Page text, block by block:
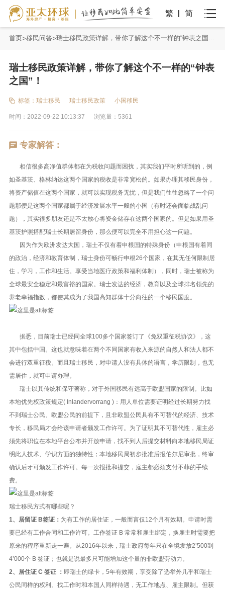
繁 简
首页 移民问答 瑞士移民政策详解，带你了解这个不一样的“钟表之国”！
瑞士移民政策详解，带你了解这个不一样的“钟表
之国”！
标签： 瑞士移民 瑞士移民政策 小国移民
时间：2022-09-22 10:13:37 浏览量：5361
专家解答：
相信很多高净值群体都在为税收问题而困扰，其实我们平时所听到的，例
如圣基茨、格林纳达这两个国家的税收是非常宽松的。如果办理其移民身份，
将资产储值在这两个国家，就可以实现税务无忧，但是我们往往忽略了一个问
题那便是这两个国家都属于经济发展水平一般的小国（有时还会面临战乱问
题），其实很多朋友还是不太放心将资金储存在这两个国家的。但是如果用圣
基茨护照搭配瑞士长期居留身份，那么便可以完全不用担心这一问题。
因为作为欧洲发达大国，瑞士不仅有着申根国的特殊身份（申根国有着同
的政治，经济和教育体制，瑞士身份可畅行申根26个国家，在其无任何限制居
住，学习，工作和生活。享受当地医疗政策和福利体制），同时，瑞士被称为
全球最安全稳定和最富裕的国家。瑞士发达的经济，教育以及全球排名领先的
养老幸福指数，都使其成为了我国高知群体十分向往的一个移民国度。
据悉，目前瑞士已经同全球100多个国家签订了《免双重征税协议》，这
其中包括中国。这也就意味着在两个不同国家有收入来源的自然人和法人都不
会进行双重征税。而且瑞士移民，对申请人没有具体的语言，学历限制，也无
需居住，就可申请办理。
瑞士以其传统和保守著称，对于外国移民有远高于欧盟国家的限制。比如
本地优先权政策规定( Inlandervorrang )：用人单位需要证明经过长期努力找
不到瑞士公民、欧盟公民的前提下，且非欧盟公民具有不可替代的经济、技术
专长，移民局才会给该申请者颁发工作许可。为了证明其不可替代性，雇主必
须先将职位在本地平台公布并开放申请，找不到人后提交材料向本地移民局证
明此人技术、学识方面的独特性；本地移民局初步批准后报伯尔尼审批，终审
确认后オ可颁发工作许可。每一次报批和提交，雇主都必须支付不菲的手续
费。
瑞士移民方式有哪些呢？
1、居留证 B签证： 为有工作的居住证，一般而言仅12个月有效期。申请时需
要已经有工作合同和工作许可。工作签证 B 常常和雇主绑定，换雇主时需要把
原来的程序重新走一遍。从2016年以来，瑞士政府每年只在全境发放2’500到
4’000个 B 签证；也就是说最多只可能增加这个量的非欧盟劳动力。
2、居住证 C 签证 ： 即瑞士的绿卡，5年有效期，享受除了选举外几乎和瑞士
公民同样的权利。找工作时和本国人同样待遇，无工作地点、雇主限制。但获